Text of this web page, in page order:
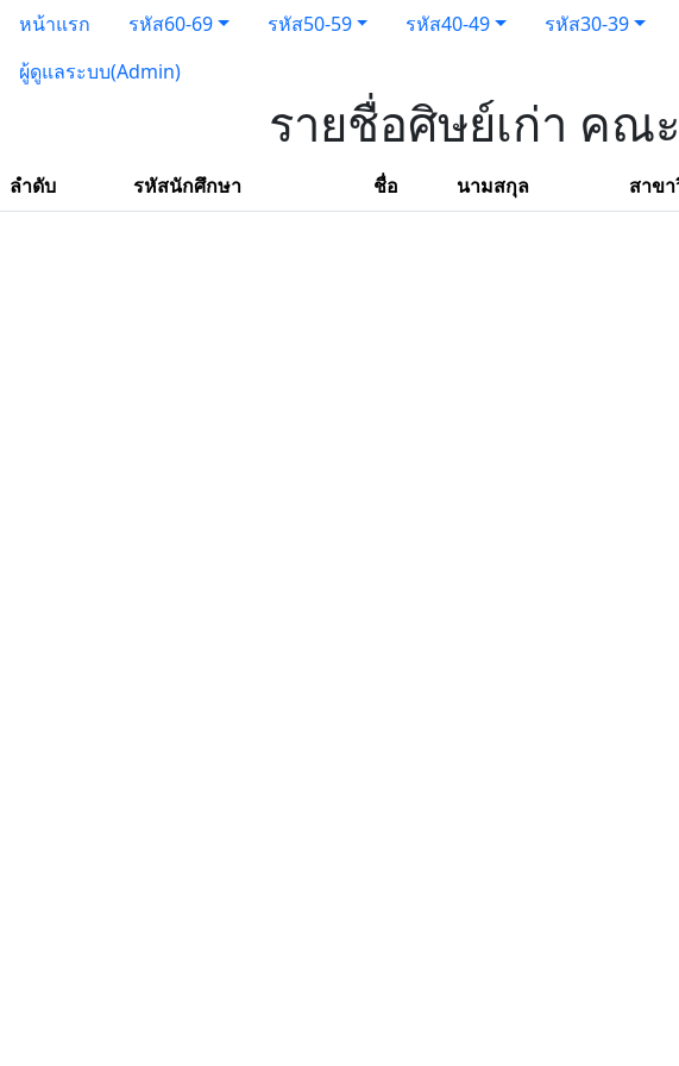
หน้าแรก รหัส60-69 รหัส50-59 รหัส40-49 รหัส30-39
ผู้ดูแลระบบ(Admin)
รายชื่อศิษย์เก่า คณ
ลำดับ รหัสนักศึกษา ชื่อ นามสกุล สาข